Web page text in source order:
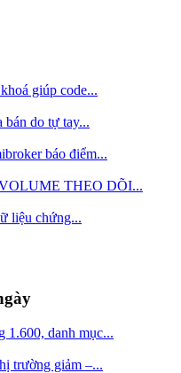
giúp code...
bán do tự tay...
báo điểm...
THEO DÕI...
liệu chứng...
1.600, danh mục...
trường giảm –...